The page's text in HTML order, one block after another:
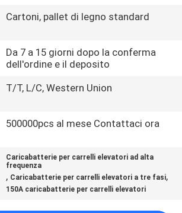
Cartoni, pallet di legno standard
Da 7 a 15 giorni dopo la conferma
dell'ordine e il deposito
T/T, L/C, Western Union
500000pcs al mese Contattaci ora
Caricabatterie per carrelli elevatori ad alta
frequenza
, Caricabatterie per carrelli elevatori a tre fasi,
150A caricabatterie per carrelli elevatori